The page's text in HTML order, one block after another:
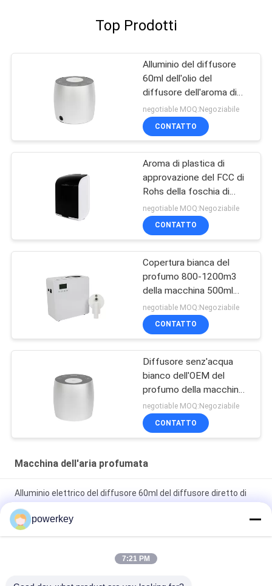
Top Prodotti
Alluminio del diffusore
60ml dell'olio del
diffusore dell'aroma di
prezzi di vendita diretta
della fabbrica mini
negotiable MOQ:Negoziabile
CONTATTO
Aroma di plastica di
approvazione del FCC di
Rohs della foschia di
Parfum dello spruzzatore
del profumo della
macchina astuta fine
negotiable MOQ:Negoziabile
CONTATTO
Copertura bianca del
profumo 800-1200m3
della macchina 500ml
dell'aria del profumo di
Difusores Aromaterapia
negotiable MOQ:Negoziabile
CONTATTO
Diffusore senz'acqua
bianco dell'OEM del
profumo della macchina
materiale di alluminio
60ml dell'aria mini
negotiable MOQ:Negoziabile
CONTATTO
Macchina dell'aria profumata
Alluminio elettrico del diffusore 60ml del diffusore diretto di
vendita di fabbricazione della Cina mini
Alluminio del diffusore 60ml dell'olio essenziale dell'aroma di
powerkey
7:21 PM